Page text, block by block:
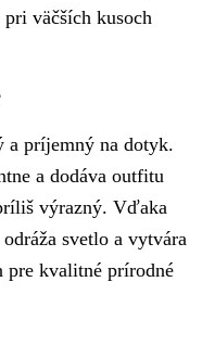
väčších kusoch
a príjemný na dotyk.
a dodáva outfitu
výrazný. Vďaka
svetlo a vytvára
pre kvalitné prírodné